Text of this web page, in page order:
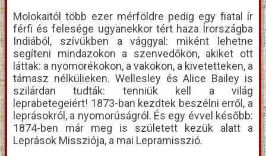
Molokaitól több ezer mérföldre pedig egy fiatal ír
férfi és felesége ugyanekkor tért haza Írországba
Indiából, szívükben a vággyal: miként lehetne
segíteni mindazokon a szenvedőkön, akiket ott
láttak: a nyomorékokon, a vakokon, a kivetetteken, a
támasz nélkülieken. Wellesley és Alice Bailey is
szilárdan tudták: tenniük kell a világ
leprabetegeiért! 1873-ban kezdtek beszélni erről, a
leprásokról, a nyomorúságról. És egy évvel később:
1874-ben már meg is született kezük alatt a
Leprások Missziója, a mai Lepramisszió.